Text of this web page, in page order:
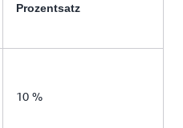
Prozentsatz
10 %